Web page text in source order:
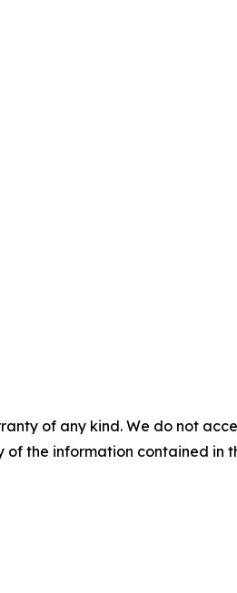
of any kind. We do not
the information contained in